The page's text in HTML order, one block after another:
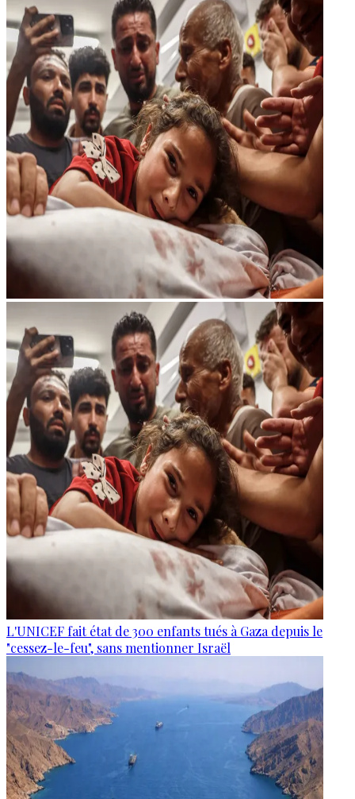
L'UNICEF fait état de 300 enfants tués à Gaza depuis le
"cessez-le-feu", sans mentionner Israël